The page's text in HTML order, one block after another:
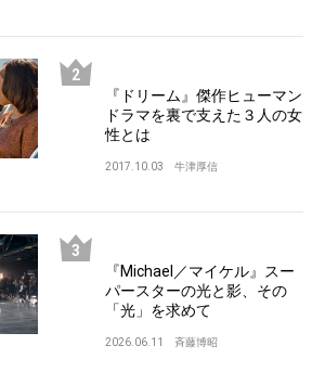
『ドリーム』傑作ヒューマン
ドラマを裏で支えた３人の女
性とは
2017.10.03 牛津厚信
『Michael／マイケル』スー
パースターの光と影、その
「光」を求めて
2026.06.11 斉藤博昭